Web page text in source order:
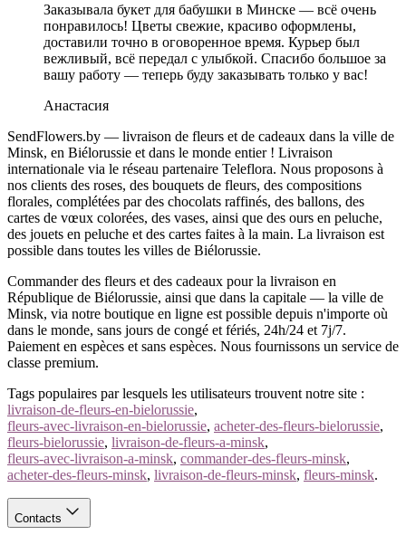
Заказывала букет для бабушки в Минске — всё очень
понравилось! Цветы свежие, красиво оформлены,
доставили точно в оговоренное время. Курьер был
вежливый, всё передал с улыбкой. Спасибо большое за
вашу работу — теперь буду заказывать только у вас!
Анастасия
SendFlowers.by — livraison de fleurs et de cadeaux dans la ville de
Minsk, en Biélorussie et dans le monde entier ! Livraison
internationale via le réseau partenaire Teleflora. Nous proposons à
nos clients des roses, des bouquets de fleurs, des compositions
florales, complétées par des chocolats raffinés, des ballons, des
cartes de vœux colorées, des vases, ainsi que des ours en peluche,
des jouets en peluche et des cartes faites à la main. La livraison est
possible dans toutes les villes de Biélorussie.
Commander des fleurs et des cadeaux pour la livraison en
République de Biélorussie, ainsi que dans la capitale — la ville de
Minsk, via notre boutique en ligne est possible depuis n'importe où
dans le monde, sans jours de congé et fériés, 24h/24 et 7j/7.
Paiement en espèces et sans espèces. Nous fournissons un service de
classe premium.
Tags populaires par lesquels les utilisateurs trouvent notre site :
livraison-de-fleurs-en-bielorussie,
fleurs-avec-livraison-en-bielorussie, acheter-des-fleurs-bielorussie,
fleurs-bielorussie, livraison-de-fleurs-a-minsk,
fleurs-avec-livraison-a-minsk, commander-des-fleurs-minsk,
acheter-des-fleurs-minsk, livraison-de-fleurs-minsk, fleurs-minsk.
Contacts